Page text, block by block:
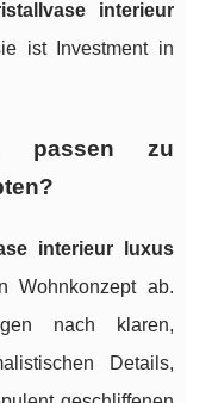
interieur
ist Investment in
passen zu
interieur luxus
Wohnkonzept ab.
nach klaren,
Details,